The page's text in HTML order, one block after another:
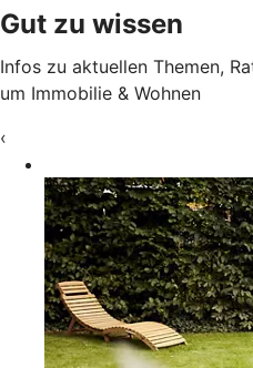
Gut zu wissen
Infos zu aktuellen Themen,
um Immobilie & Wohnen
‹